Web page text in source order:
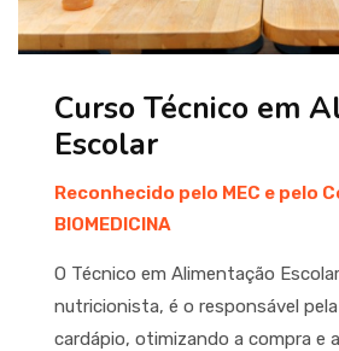
Curso Técnico em
Escolar
Reconhecido pelo MEC e pelo
BIOMEDICINA
O Técnico em Alimentação
nutricionista, é o responsável
cardápio, otimizando a compra e